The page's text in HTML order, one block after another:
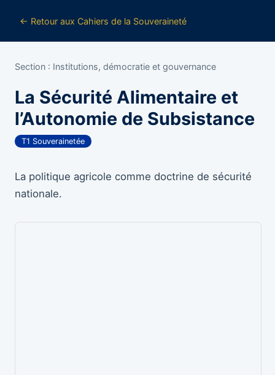
← Retour aux Cahiers de la Souveraineté
Section : Institutions, démocratie et gouvernance
La Sécurité Alimentaire et
l’Autonomie de Subsistance
T1 Souverainetée
La politique agricole comme doctrine de sécurité
nationale.